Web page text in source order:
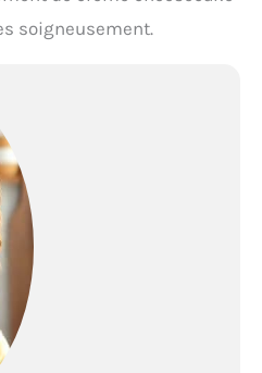
soigneusement.